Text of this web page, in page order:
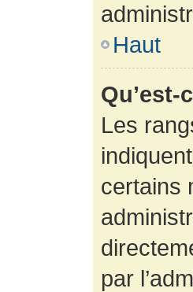
Haut
Les
certains
par